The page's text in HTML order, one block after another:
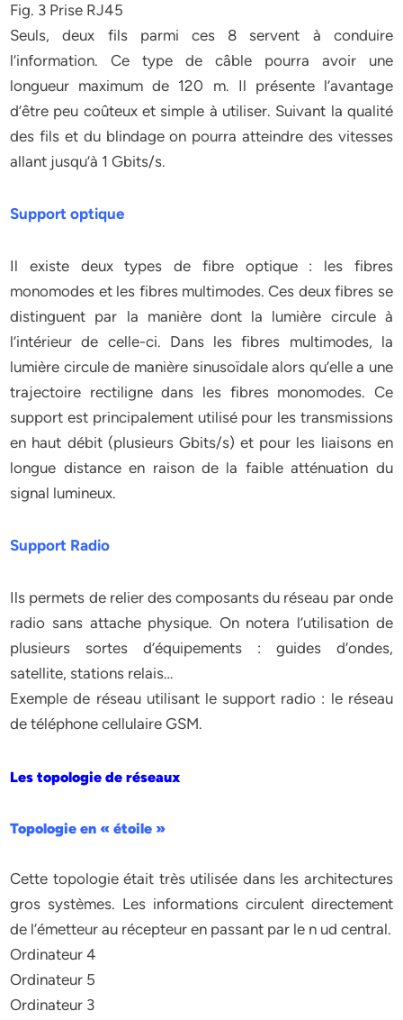
Fig. 3 Prise RJ45
Seuls, deux fils parmi ces 8 servent à conduire
l’information. Ce type de câble pourra avoir une
longueur maximum de 120 m. Il présente l’avantage
d’être peu coûteux et simple à utiliser. Suivant la qualité
des fils et du blindage on pourra atteindre des vitesses
allant jusqu’à 1 Gbits/s.
Support optique
Il existe deux types de fibre optique : les fibres
monomodes et les fibres multimodes. Ces deux fibres se
distinguent par la manière dont la lumière circule à
l’intérieur de celle-ci. Dans les fibres multimodes, la
lumière circule de manière sinusoïdale alors qu’elle a une
trajectoire rectiligne dans les fibres monomodes. Ce
support est principalement utilisé pour les transmissions
en haut débit (plusieurs Gbits/s) et pour les liaisons en
longue distance en raison de la faible atténuation du
signal lumineux.
Support Radio
Ils permets de relier des composants du réseau par onde
radio sans attache physique. On notera l’utilisation de
plusieurs sortes d’équipements : guides d’ondes,
satellite, stations relais…
Exemple de réseau utilisant le support radio : le réseau
de téléphone cellulaire GSM.
Les topologie de réseaux
Topologie en « étoile »
Cette topologie était très utilisée dans les architectures
gros systèmes. Les informations circulent directement
de l’émetteur au récepteur en passant par le n ud central.
Ordinateur 4
Ordinateur 5
Ordinateur 3